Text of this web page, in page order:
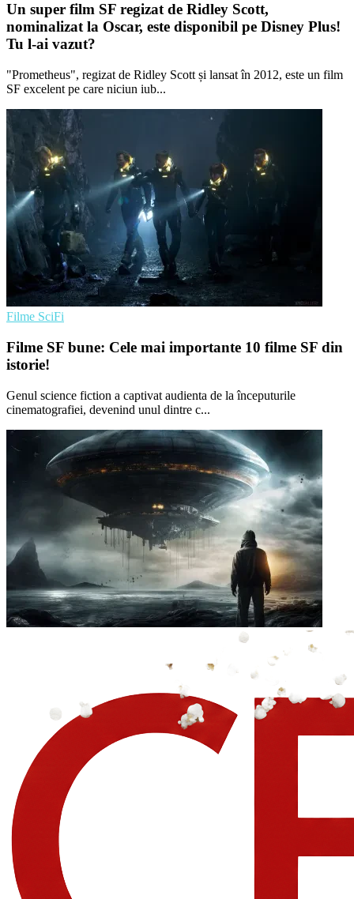
Un super film SF regizat de Ridley Scott,
nominalizat la Oscar, este disponibil pe Disney Plus!
Tu l-ai vazut?
"Prometheus", regizat de Ridley Scott și lansat în 2012, este un film
SF excelent pe care niciun iub...
Filme SciFi
Filme SF bune: Cele mai importante 10 filme SF din
istorie!
Genul science fiction a captivat audienta de la începuturile
cinematografiei, devenind unul dintre c...